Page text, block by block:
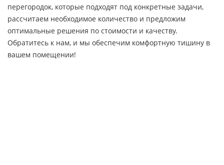
перегородок, которые подходят под конкретные задачи,
рассчитаем необходимое количество и предложим
оптимальные решения по стоимости и качеству.
Обратитесь к нам, и мы обеспечим комфортную тишину в
вашем помещении!